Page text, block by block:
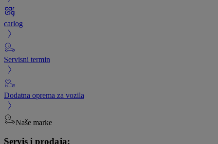
carlog
Servisni termin
Dodatna oprema za vozila
Naše marke
Servis i prodaja: